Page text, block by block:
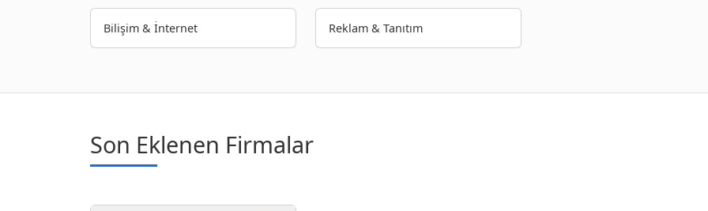
Bilişim & İnternet Reklam & Tanıtım
Son Eklenen Firmalar